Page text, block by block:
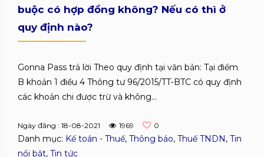
buộc có hợp đồng không? Nếu có thì ở
quy định nào?
Gonna Pass trả lời Theo quy định tại văn bản: Tại điểm
B khoản 1 điều 4 Thông tư 96/2015/TT-BTC có quy định
các khoản chi được trừ và không...
Ngày đăng : 18-08-2021 1969 0
Danh mục: Kế toán - Thuế, Thông báo, Thuế TNDN, Tin
nổi bật, Tin tức